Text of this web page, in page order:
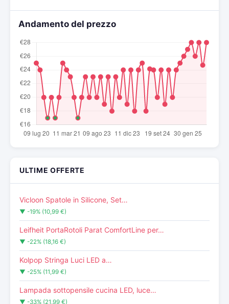
Andamento del prezzo
ULTIME OFFERTE
Vicloon Spatole in Silicone, Set…
▼ -19% (10,99 €)
Leifheit PortaRotoli Parat ComfortLine per…
▼ -22% (18,16 €)
Kolpop Stringa Luci LED a…
▼ -25% (11,99 €)
Lampada sottopensile cucina LED, luce…
▼ -33% (21,99 €)